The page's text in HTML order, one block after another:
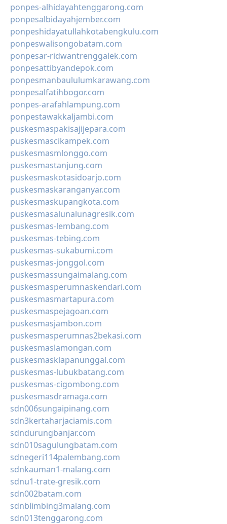
ponpes-alhidayahtenggarong.com
ponpesalbidayahjember.com
ponpeshidayatullahkotabengkulu.com
ponpeswalisongobatam.com
ponpesar-ridwantrenggalek.com
ponpesattibyandepok.com
ponpesmanbaululumkarawang.com
ponpesalfatihbogor.com
ponpes-arafahlampung.com
ponpestawakkaljambi.com
puskesmaspakisajijepara.com
puskesmascikampek.com
puskesmasmlonggo.com
puskesmastanjung.com
puskesmaskotasidoarjo.com
puskesmaskaranganyar.com
puskesmaskupangkota.com
puskesmasalunalunagresik.com
puskesmas-lembang.com
puskesmas-tebing.com
puskesmas-sukabumi.com
puskesmas-jonggol.com
puskesmassungaimalang.com
puskesmasperumnaskendari.com
puskesmasmartapura.com
puskesmaspejagoan.com
puskesmasjambon.com
puskesmasperumnas2bekasi.com
puskesmaslamongan.com
puskesmasklapanunggal.com
puskesmas-lubukbatang.com
puskesmas-cigombong.com
puskesmasdramaga.com
sdn006sungaipinang.com
sdn3kertaharjaciamis.com
sdndurungbanjar.com
sdn010sagulungbatam.com
sdnegeri114palembang.com
sdnkauman1-malang.com
sdnu1-trate-gresik.com
sdn002batam.com
sdnblimbing3malang.com
sdn013tenggarong.com